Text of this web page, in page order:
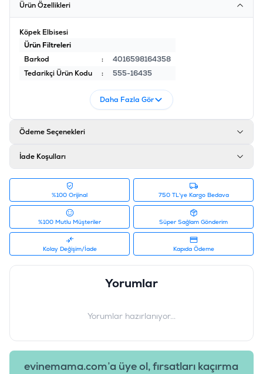
Ürün Özellikleri
Köpek Elbisesi
Ürün Filtreleri
Barkod
:
4016598164358
Tedarikçi Ürün Kodu
: 555-16435
Daha Fazla Gör
Ödeme Seçenekleri
İade Koşulları
%100 Orijinal 750 TL'ye Kargo Bedava
%100 Mutlu Müşteriler Süper Sağlam Gönderim
Kolay Değişim/İade Kapıda Ödeme
Yorumlar
Yorumlar hazırlanıyor...
evinemama.com’a üye ol, fırsatları kaçırma